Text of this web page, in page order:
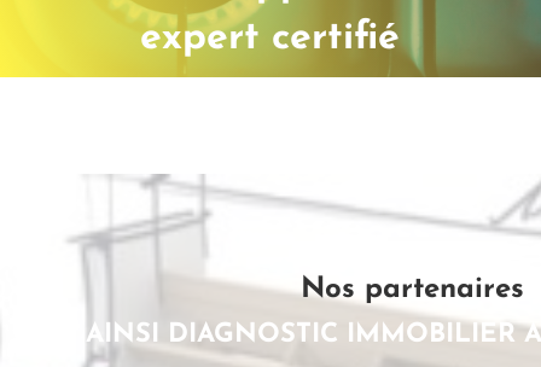
expert certifié
Nos partenaires
AINSI DIAGNOSTIC IMMOBILIER